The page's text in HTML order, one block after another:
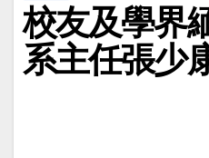
校友及學界
系主任張少